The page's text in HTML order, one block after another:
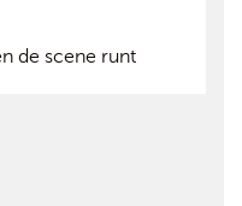
de scene runt